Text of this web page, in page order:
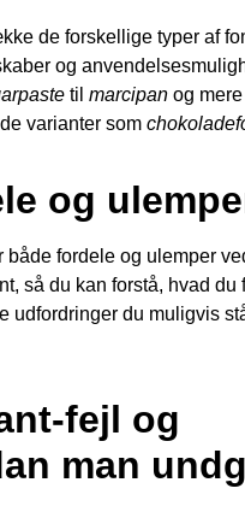
de forskellige typer af
og
til marcipan og mere
varianter som
og
både fordele og ulemper
så du kan forstå, hvad du
udfordringer du muligvis
fejl og
man